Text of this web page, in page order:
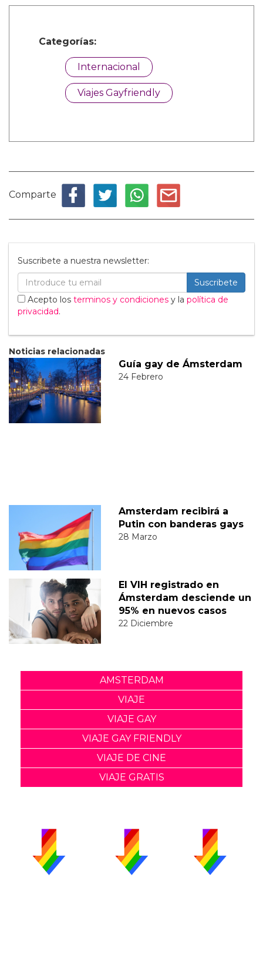
Categorías:
Internacional
Viajes Gayfriendly
Comparte
Suscribete a nuestra newsletter:
Suscribete
Acepto los terminos y condiciones y la política de
privacidad.
Noticias relacionadas
Guía gay de Ámsterdam
24 Febrero
Amsterdam recibirá a
Putin con banderas gays
28 Marzo
El VIH registrado en
Ámsterdam desciende un
95% en nuevos casos
22 Diciembre
AMSTERDAM
VIAJE
VIAJE GAY
VIAJE GAY FRIENDLY
VIAJE DE CINE
VIAJE GRATIS